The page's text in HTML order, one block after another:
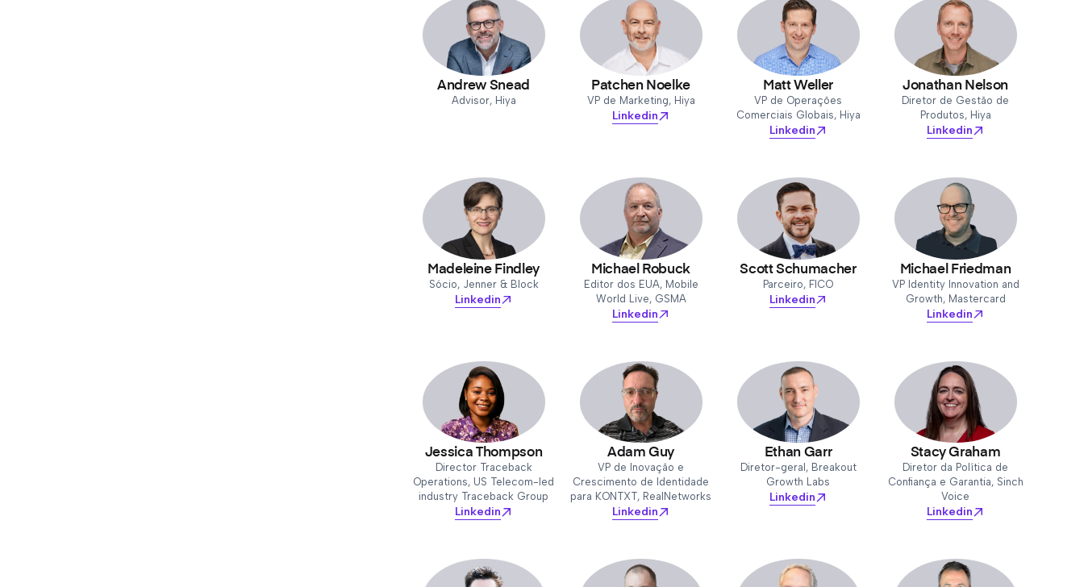
Andrew Snead
Advisor, Hiya
Patchen Noelke
VP de Marketing, Hiya
Linkedin
Matt Weller
VP de Operações
Comerciais Globais, Hiya
Linkedin
Jonathan Nelson
Diretor de Gestão de
Produtos, Hiya
Linkedin
Madeleine Findley
Sócio, Jenner & Block
Linkedin
Michael Robuck
Editor dos EUA, Mobile
World Live, GSMA
Linkedin
Scott Schumacher
Parceiro, FICO
Linkedin
Michael Friedman
VP Identity Innovation and
Growth, Mastercard
Linkedin
Jessica Thompson
Director Traceback
Operations, US Telecom-led
industry Traceback Group
Linkedin
Adam Guy
VP de Inovação e
Crescimento de Identidade
para KONTXT, RealNetworks
Linkedin
Ethan Garr
Diretor-geral, Breakout
Growth Labs
Linkedin
Stacy Graham
Diretor da Política de
Confiança e Garantia, Sinch
Voice
Linkedin